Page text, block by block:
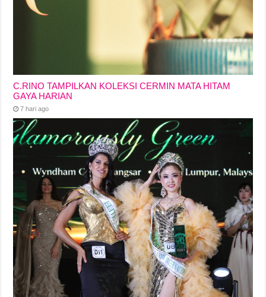
C.RINO TAMPILKAN KOLEKSI CERMIN MATA HITAM
GAYA HARIAN
7 hari ago